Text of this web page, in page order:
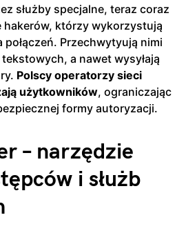
służby specjalne, teraz coraz
hakerów, którzy wykorzystują
połączeń. Przechwytyują nimi
a nawet wysyłają
Polscy operatorzy sieci
użytkowników, ograniczając
formy autoryzacji.
– narzędzie
i służb